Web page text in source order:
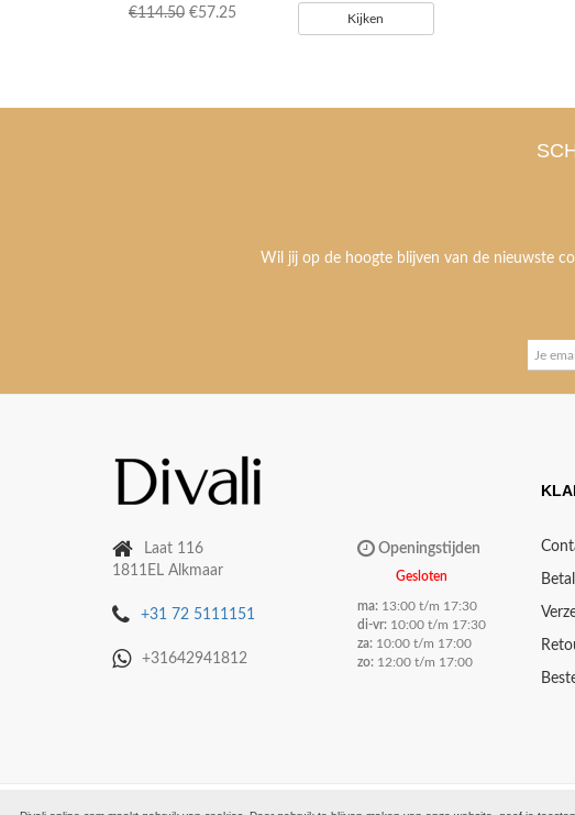
€114.50 €57.25 Kijken
Wil jij op de hoogte blijven van de nieuwste
Laat 116
1811EL Alkmaar
+31 72 5111151
+31642941812
Openingstijden
Gesloten
ma: 13:00 t/m 17:30
di-vr: 10:00 t/m 17:30
za: 10:00 t/m 17:00
zo: 12:00 t/m 17:00